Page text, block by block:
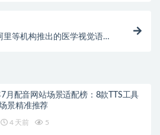
里等机构推出的医学视觉语言
月配音网站场景适配榜：8款TTS工具
景精准推荐
4 天前 5